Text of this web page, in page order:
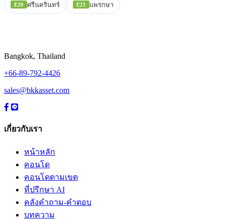
E20 ศรีนครินทร์ E21 แพรกษา
Bangkok, Thailand
+66-89-792-4426
sales@bkkasset.com
เกี่ยวกับเรา
หน้าหลัก
คอนโด
คอนโดตามเขต
ที่ปรึกษา AI
คลังคำถาม-คำตอบ
บทความ